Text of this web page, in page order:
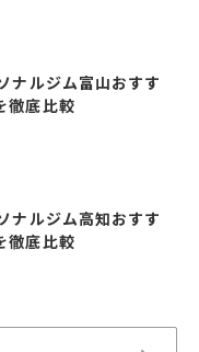
ナルジム富山おすす
徹底比較
ナルジム高知おすす
徹底比較